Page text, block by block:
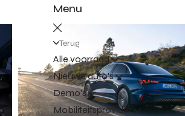
Menu
Terug
Alle voorraad
Nieuwe auto's
Demo's
Mobiliteitsprovider